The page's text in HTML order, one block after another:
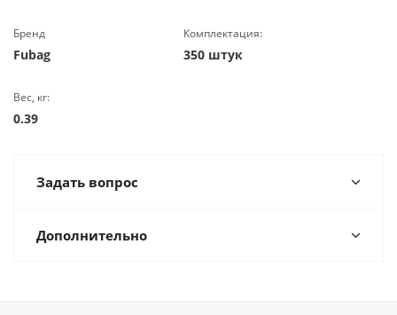
Бренд
Fubag
Комплектация:
350 штук
Вес, кг:
0.39
Задать вопрос
Дополнительно